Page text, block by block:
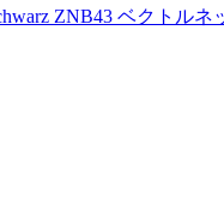
ZNB43 ベクトルネ